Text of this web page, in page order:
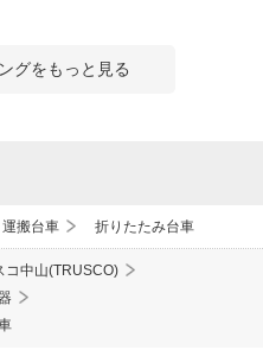
グをもっと見る
搬台車 折りたたみ台車
コ中山(TRUSCO)